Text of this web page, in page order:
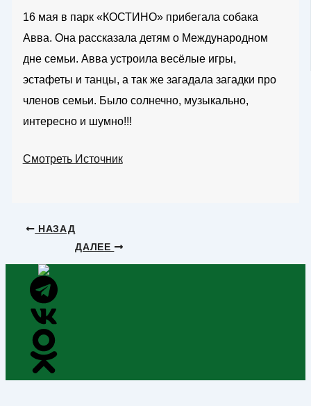
16 мая в парк «КОСТИНО» прибегала собака
Авва. Она рассказала детям о Международном
дне семьи. Авва устроила весёлые игры,
эстафеты и танцы, а так же загадала загадки про
членов семьи. Было солнечно, музыкально,
интересно и шумно!!!
Смотреть Источник
НАЗАД
ДАЛЕЕ